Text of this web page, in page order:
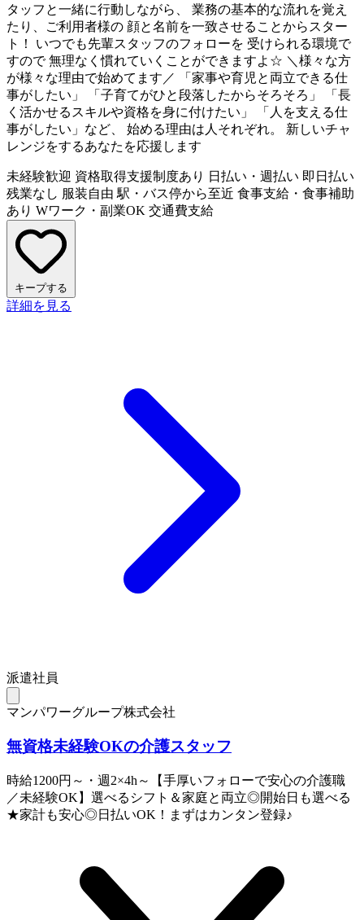
タッフと一緒に行動しながら、 業務の基本的な流れを覚え
たり、ご利用者様の 顔と名前を一致させることからスター
ト！ いつでも先輩スタッフのフォローを 受けられる環境で
すので 無理なく慣れていくことができますよ☆ ＼様々な方
が様々な理由で始めてます／ 「家事や育児と両立できる仕
事がしたい」 「子育てがひと段落したからそろそろ」 「長
く活かせるスキルや資格を身に付けたい」 「人を支える仕
事がしたい」など、 始める理由は人それぞれ。 新しいチャ
レンジをするあなたを応援します
未経験歓迎 資格取得支援制度あり 日払い・週払い 即日払い
残業なし 服装自由 駅・バス停から至近 食事支給・食事補助
あり Wワーク・副業OK 交通費支給
キープする
詳細を見る
派遣社員
マンパワーグループ株式会社
無資格未経験OKの介護スタッフ
時給1200円～・週2×4h～【手厚いフォローで安心の介護職
／未経験OK】選べるシフト＆家庭と両立◎開始日も選べる
★家計も安心◎日払いOK！まずはカンタン登録♪